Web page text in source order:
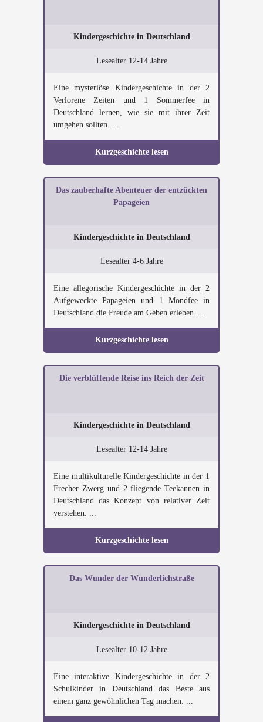
Kindergeschichte in Deutschland
Lesealter 12-14 Jahre
Eine mysteriöse Kindergeschichte in der 2
Verlorene Zeiten und 1 Sommerfee in
Deutschland lernen, wie sie mit ihrer Zeit
umgehen sollten. ...
Kurzgeschichte lesen
Das zauberhafte Abenteuer der entzückten
Papageien
Kindergeschichte in Deutschland
Lesealter 4-6 Jahre
Eine allegorische Kindergeschichte in der 2
Aufgeweckte Papageien und 1 Mondfee in
Deutschland die Freude am Geben erleben. ...
Kurzgeschichte lesen
Die verblüffende Reise ins Reich der Zeit
Kindergeschichte in Deutschland
Lesealter 12-14 Jahre
Eine multikulturelle Kindergeschichte in der 1
Frecher Zwerg und 2 fliegende Teekannen in
Deutschland das Konzept von relativer Zeit
verstehen. ...
Kurzgeschichte lesen
Das Wunder der Wunderlichstraße
Kindergeschichte in Deutschland
Lesealter 10-12 Jahre
Eine interaktive Kindergeschichte in der 2
Schulkinder in Deutschland das Beste aus
einem ganz gewöhnlichen Tag machen. ...